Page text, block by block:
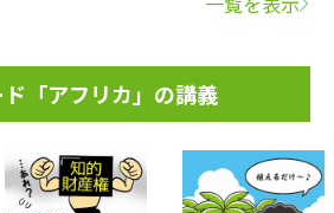
「アフリカ」の講義